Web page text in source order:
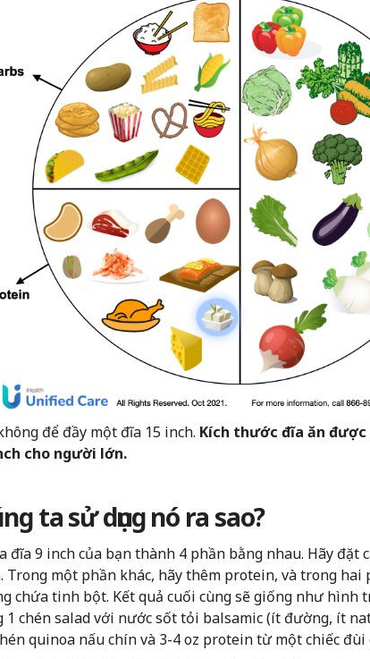
để đầy một đĩa 15 inch. Kích thước đĩa ăn được
cho người lớn.
ta sử dụng nó ra sao?
đĩa 9 inch của bạn thành 4 phần bằng nhau. Hãy đặt
Trong một phần khác, hãy thêm protein, và trong hai
chứa tinh bột. Kết quả cuối cùng sẽ giống như hình
1 chén salad với nước sốt tỏi balsamic (ít đường, ít
quinoa nấu chín và 3-4 oz protein từ một chiếc đùi